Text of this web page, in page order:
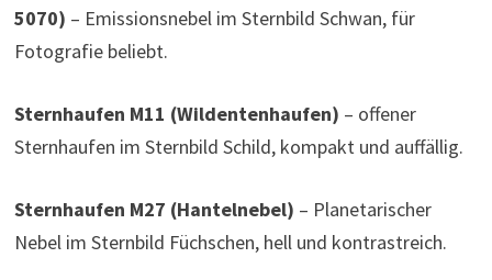
5070) – Emissionsnebel im Sternbild Schwan, für
Fotografie beliebt.
Sternhaufen M11 (Wildentenhaufen) – offener
Sternhaufen im Sternbild Schild, kompakt und auffällig.
Sternhaufen M27 (Hantelnebel) – Planetarischer
Nebel im Sternbild Füchschen, hell und kontrastreich.